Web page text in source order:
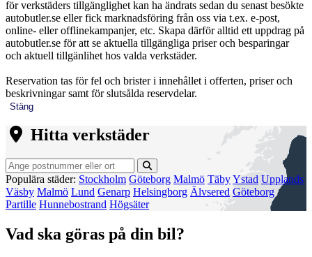
för verkstäders tillgänglighet kan ha ändrats sedan du senast besökte
autobutler.se eller fick marknadsföring från oss via t.ex. e-post,
online- eller offlinekampanjer, etc. Skapa därför alltid ett uppdrag på
autobutler.se för att se aktuella tillgängliga priser och besparingar
och aktuell tillgänlihet hos valda verkstäder.
Reservation tas för fel och brister i innehållet i offerten, priser och
beskrivningar samt för slutsålda reservdelar.
Stäng
Hitta verkstäder
Populära städer: Stockholm Göteborg Malmö TäbyYstad Upplands
Väsby Malmö Lund Genarp Helsingborg Älvsered Göteborg
Partille Hunnebostrand Högsäter
Vad ska göras på din bil?